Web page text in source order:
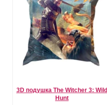
3D подушка The Witcher 3: Wild
Hunt